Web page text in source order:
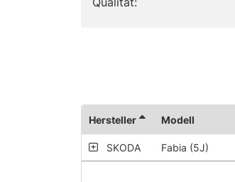
Hersteller Modell
SKODA Fabia (5J)